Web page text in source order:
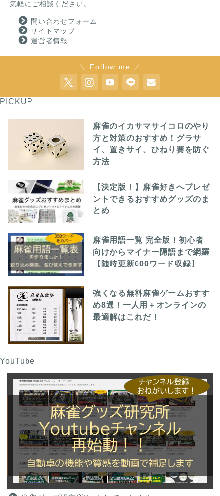
麻雀グッズ研究所のサイ
気軽にご相談ください。
問い合わせフォーム
サイトマップ
運営者情報
＼ Follow me ／
PICKUP
麻雀のイカサマサイコロのやり
方と対策のおすすめ！グラサ
イ、置きサイ、ひねり賽を防ぐ
方法
【決定版！】麻雀好きへプレゼ
ントできるおすすめグッズのま
とめ
麻雀用語一覧 完全版！初心者
向けからマイナー隠語まで網羅
【随時更新600ワード収録】
強くなる無料麻雀ゲームおすす
め8選！一人用＋オンラインの
最適解はこれだ！
YouTube